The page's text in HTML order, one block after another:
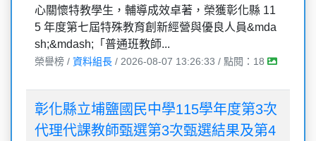
心關懷特教學生，輔導成效卓著，榮獲彰化縣 11
5 年度第七屆特殊教育創新經營與優良人員&mda
sh;&mdash;「普通班教師...
榮譽榜 / 資料組長 / 2026-08-07 13:26:33 / 點閱：18
彰化縣立埔鹽國民中學115學年度第3次
代理代課教師甄選第3次甄選結果及第4